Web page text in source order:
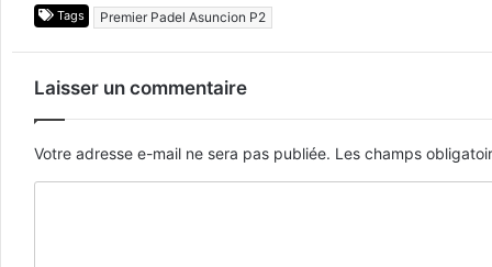
Tags Premier Padel Asuncion P2
Laisser un commentaire
Votre adresse e-mail ne sera pas publiée. Les champs